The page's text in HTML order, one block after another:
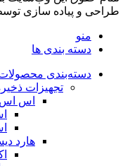
طراحی و پیاده سازی
منو
دسته بندی ها
دسته‌بندی
تجهیزات
اس اس
هارد